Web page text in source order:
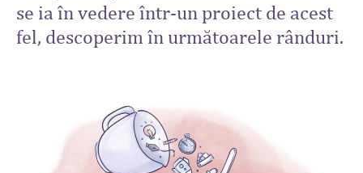
se ia în vedere într-un proiect de acest
fel, descoperim în următoarele rânduri.